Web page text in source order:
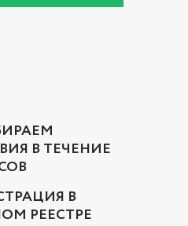
В ТЕЧЕНИЕ
В
РЕЕСТРЕ